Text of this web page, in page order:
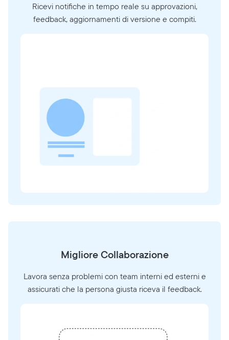
Ricevi notifiche in tempo reale su approvazioni,
feedback, aggiornamenti di versione e compiti.
Migliore Collaborazione
Lavora senza problemi con team interni ed esterni e
assicurati che la persona giusta riceva il feedback.